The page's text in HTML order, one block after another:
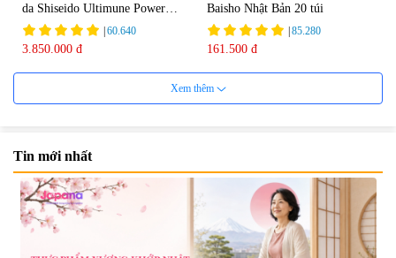
da Shiseido Ultimune Power
75ml
|60.640
3.850.000 đ
Baisho Nhật Bản 20 túi
|85.280
161.500 đ
Viên uống bổ não Ribeto Shoji
Viên nang uống cải thiện thị lực,
trí nhớ DHA + EPA + Flaxseed
Xem thêm
Tin mới nhất